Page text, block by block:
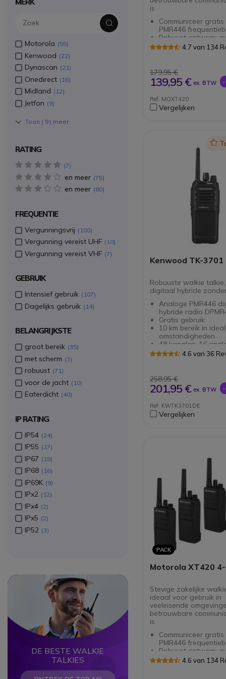
is
Communiceer
PMR446
Robuust ontwerp:
behuizing - stof- en
luide omgevingen
Bereik tot 9 km 13
verdiepingen en
16.000m² in ideale
VOX/iVOX-functie -
4.7 van 134
179,95 €
139,95 € ex. BTW
Ref: MOXT420
Vergelijken
Icon
Kenwood TK-3701
Robuuste walkie
digitaal hybride
Analoge PMR446
hybride radio
Gratis gebruik
10 km bereik in
omstandigheden
48 kanalen: 16
digitaal
Voldoet aan militaire
standaarden
DSP digitaal geluid
Communicatie-
VOX- en SCAN-
4.6 van 36
258,95 €
201,95 € ex. BTW
Ref: KWTK3701DE
Vergelijken
PACK
Motorola XT420
Stevige zakelijke
ideaal voor gebruik in
veeleisende
betrouwbare
is
Communiceer
PMR446
Robuust ontwerp:
behuizing - stof- en
4.6 van 134
Motorola 55
Kenwood 22
Dynascan 21
Onedirect 16
Midland 12
Jetfon 9
Toon ( 9 ) meer
RATING
5 star(s)
7
en meer4 star(s)
75
en meer3 star(s)
80
FREQUENTIE
Vergunningsvrij 100
Vergunning vereist UHF 10
Vergunning vereist VHF 7
GEBRUIK
Intensief gebruik 107
Dagelijks gebruik 14
BELANGRIJKSTE
groot bereik 35
met scherm 3
robuust 71
voor de jacht 10
Eaterdicht 40
IP RATING
IP54 24
IP55 27
IP67 19
IP68 16
IP69K 9
IPx2 12
IPx4 2
IPx5 2
IP52 3
Circle
Circle
DE BESTE WALKIE
TALKIES